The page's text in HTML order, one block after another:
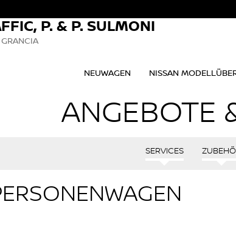
P. & P. SULMONI
NEUWAGEN
NISSAN
ANGEBOTE
SERVICES